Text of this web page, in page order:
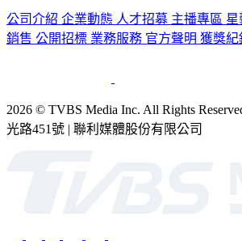
公司介紹 企業動態 人才招募 主播專區 星
銷售 公開招標 業務服務 官方聲明 獲獎紀
2026 © TVBS Media Inc. All Rights
光路451號 | 聯利媒體股份有限公司